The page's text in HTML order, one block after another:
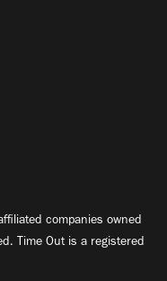
companies owned
Time Out is a registered